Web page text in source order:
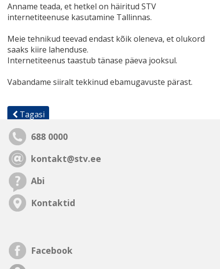
Anname teada, et hetkel on häiritud STV
internetiteenuse kasutamine Tallinnas.
Meie tehnikud teevad endast kõik oleneva, et olukord
saaks kiire lahenduse.
Internetiteenus taastub tänase päeva jooksul.
Vabandame siiralt tekkinud ebamugavuste pärast.
Tagasi
688 0000
kontakt@stv.ee
Abi
Kontaktid
Facebook